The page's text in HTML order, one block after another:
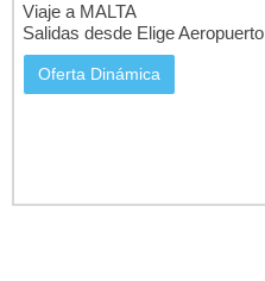
Viaje a MALTA
Salidas desde Elige Aeropuerto
Oferta Dinámica